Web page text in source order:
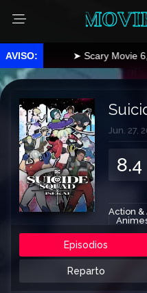
➤ Scary Movie 6,
Jun. 27,
8.4
Action
Episodios
Reparto